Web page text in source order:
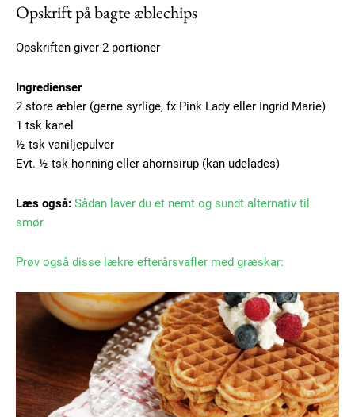
Opskrift på bagte æblechips
Opskriften giver 2 portioner
Ingredienser
2 store æbler (gerne syrlige, fx Pink Lady eller Ingrid Marie)
1 tsk kanel
½ tsk vaniljepulver
Evt. ½ tsk honning eller ahornsirup (kan udelades)
Læs også: Sådan laver du et nemt og sundt alternativ til
smør
Prøv også disse lækre efterårsvafler med græskar: